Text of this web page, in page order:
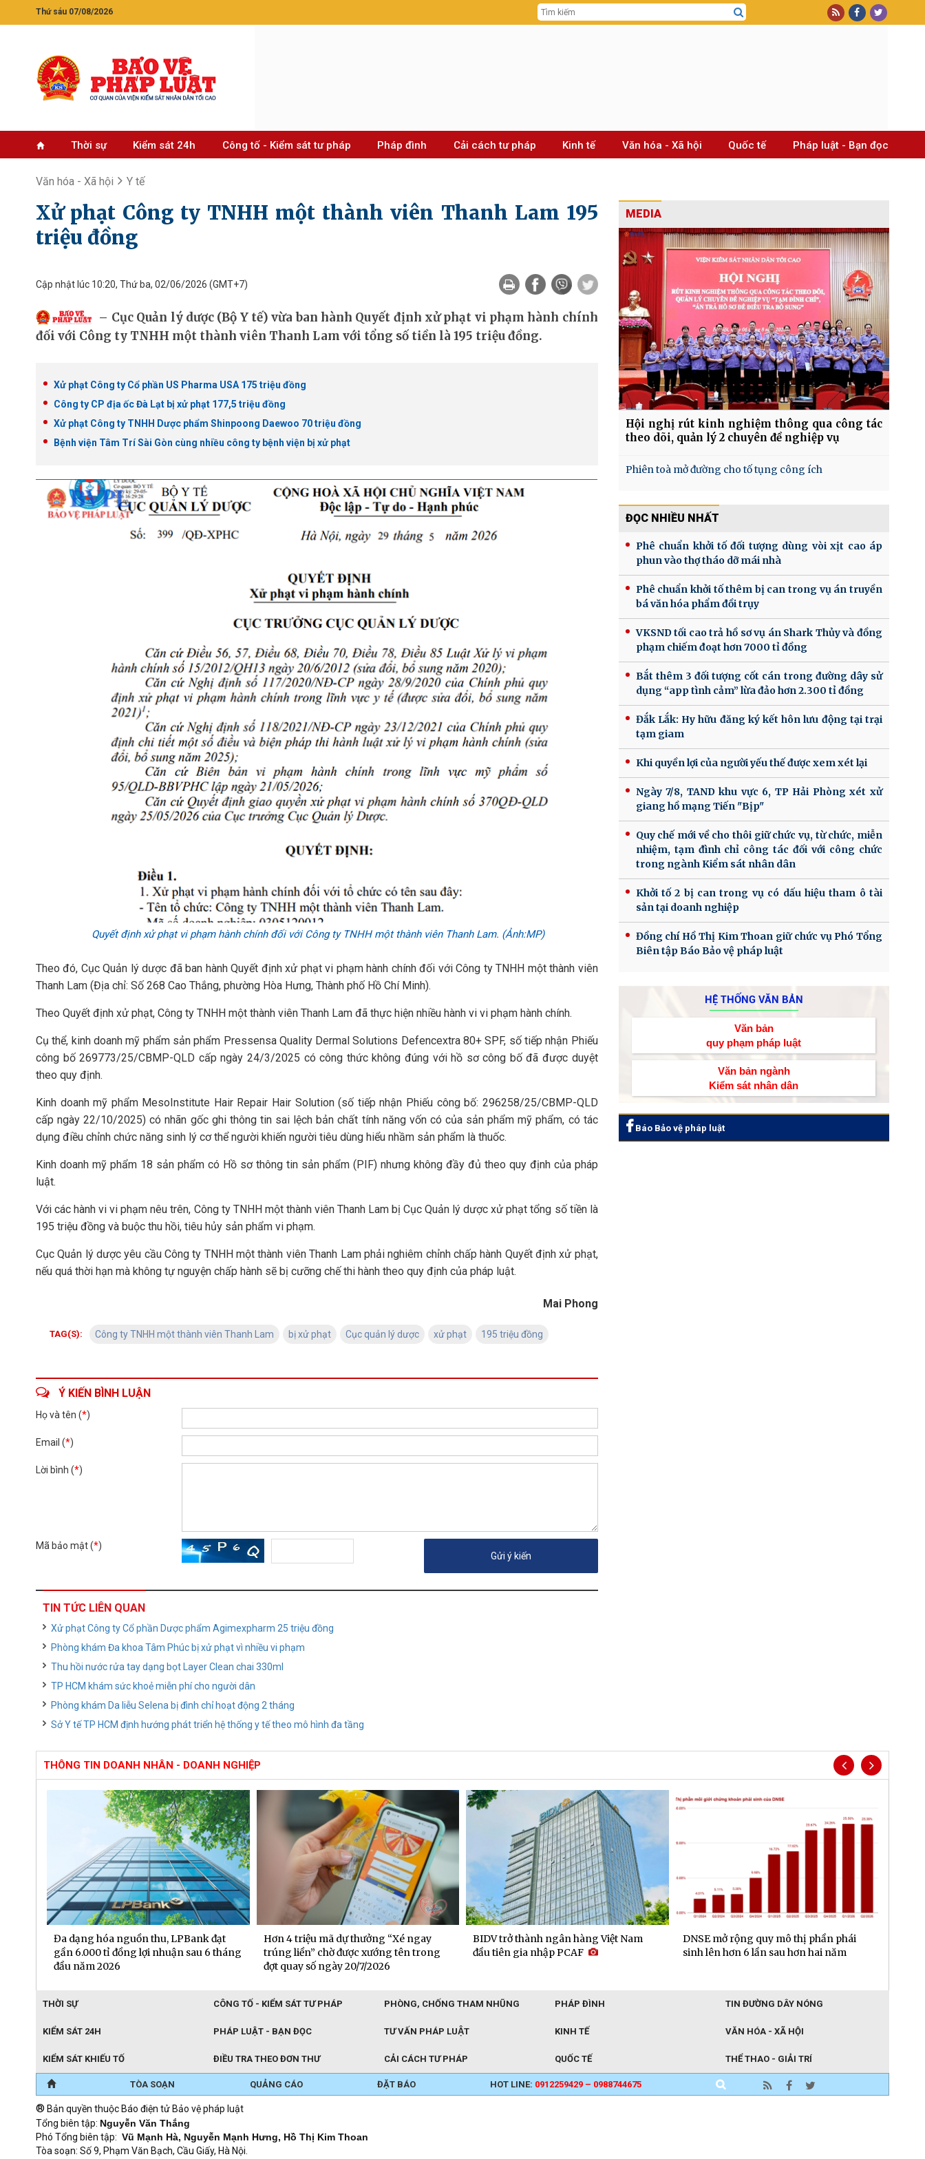
Thứ sáu 07/08/2026
Thời sự Kiểm sát 24h Công tố - Kiểm sát tư pháp Pháp đình Cải cách tư pháp Kinh tế Văn hóa - Xã hội Quốc tế Pháp luật - Bạn đọc
Văn hóa - Xã hội Y tế
Xử phạt Công ty TNHH một thành viên Thanh Lam 195
triệu đồng
Cập nhật lúc 10:20, Thứ ba, 02/06/2026 (GMT+7)
Cục Quản lý dược (Bộ Y tế) vừa ban hành Quyết định xử phạt vi phạm hành chính
đối với Công ty TNHH một thành viên Thanh Lam với tổng số tiền là 195 triệu đồng.
Xử phạt Công ty Cổ phần US Pharma USA 175 triệu đồng
Công ty CP địa ốc Đà Lạt bị xử phạt 177,5 triệu đồng
Xử phạt Công ty TNHH Dược phẩm Shinpoong Daewoo 70 triệu đồng
Bệnh viện Tâm Trí Sài Gòn cùng nhiều công ty bệnh viện bị xử phạt
Quyết định xử phạt vi phạm hành chính đối với Công ty TNHH một thành viên Thanh Lam. (Ảnh:MP)
Theo đó, Cục Quản lý dược đã ban hành Quyết định xử phạt vi phạm hành chính đối với Công ty TNHH một thành viên
Thanh Lam (Địa chỉ: Số 268 Cao Thắng, phường Hòa Hưng, Thành phố Hồ Chí Minh).
Theo Quyết định xử phạt, Công ty TNHH một thành viên Thanh Lam đã thực hiện nhiều hành vi vi phạm hành chính.
Cụ thể, kinh doanh mỹ phẩm sản phẩm Pressensa Quality Dermal Solutions Defencextra 80+ SPF, số tiếp nhận Phiếu
công bố 269773/25/CBMP-QLD cấp ngày 24/3/2025 có công thức không đúng với hồ sơ công bố đã được duyệt
theo quy định.
Kinh doanh mỹ phẩm MesoInstitute Hair Repair Hair Solution (số tiếp nhận Phiếu công bố: 296258/25/CBMP-QLD
cấp ngày 22/10/2025) có nhãn gốc ghi thông tin sai lệch bản chất tính năng vốn có của sản phẩm mỹ phẩm, có tác
dụng điều chỉnh chức năng sinh lý cơ thể người khiến người tiêu dùng hiểu nhầm sản phẩm là thuốc.
Kinh doanh mỹ phẩm 18 sản phẩm có Hồ sơ thông tin sản phẩm (PIF) nhưng không đầy đủ theo quy định của pháp
luật.
Với các hành vi vi phạm nêu trên, Công ty TNHH một thành viên Thanh Lam bị Cục Quản lý dược xử phạt tổng số tiền là
195 triệu đồng và buộc thu hồi, tiêu hủy sản phẩm vi phạm.
Cục Quản lý dược yêu cầu Công ty TNHH một thành viên Thanh Lam phải nghiêm chỉnh chấp hành Quyết định xử phạt,
nếu quá thời hạn mà không tự nguyện chấp hành sẽ bị cưỡng chế thi hành theo quy định của pháp luật.
Mai Phong
TAG(S): Công ty TNHH một thành viên Thanh Lam bị xử phạt Cục quản lý dược xử phạt 195 triệu đồng
Ý KIẾN BÌNH LUẬN
Họ và tên (*)
Email (*)
Lời bình (*)
Mã bảo mật (*)
TIN TỨC LIÊN QUAN
Xử phạt Công ty Cổ phần Dược phẩm Agimexpharm 25 triệu đồng
Phòng khám Đa khoa Tâm Phúc bị xử phạt vì nhiều vi phạm
Thu hồi nước rửa tay dạng bọt Layer Clean chai 330ml
TP HCM khám sức khoẻ miễn phí cho người dân
Phòng khám Da liễu Selena bị đình chỉ hoạt động 2 tháng
Sở Y tế TP HCM định hướng phát triển hệ thống y tế theo mô hình đa tầng
MEDIA
Hội nghị rút kinh nghiệm thông qua công tác
theo dõi, quản lý 2 chuyên đề nghiệp vụ
Phiên toà mở đường cho tố tụng công ích
ĐỌC NHIỀU NHẤT
Phê chuẩn khởi tố đối tượng dùng vòi xịt cao áp
phun vào thợ tháo dỡ mái nhà
Phê chuẩn khởi tố thêm bị can trong vụ án truyền
bá văn hóa phẩm đồi trụy
VKSND tối cao trả hồ sơ vụ án Shark Thủy và đồng
phạm chiếm đoạt hơn 7000 tỉ đồng
Bắt thêm 3 đối tượng cốt cán trong đường dây sử
dụng “app tình cảm” lừa đảo hơn 2.300 tỉ đồng
Đắk Lắk: Hy hữu đăng ký kết hôn lưu động tại trại
tạm giam
Khi quyền lợi của người yếu thế được xem xét lại
Ngày 7/8, TAND khu vực 6, TP Hải Phòng xét xử
giang hồ mạng Tiến "Bịp"
Quy chế mới về cho thôi giữ chức vụ, từ chức, miễn
nhiệm, tạm đình chỉ công tác đối với công chức
trong ngành Kiểm sát nhân dân
Khởi tố 2 bị can trong vụ có dấu hiệu tham ô tài
sản tại doanh nghiệp
Đồng chí Hồ Thị Kim Thoan giữ chức vụ Phó Tổng
Biên tập Báo Bảo vệ pháp luật
HỆ THỐNG VĂN BẢN
Văn bản
quy phạm pháp luật
Văn bản ngành
Kiểm sát nhân dân
Báo Bảo vệ pháp luật
THÔNG TIN DOANH NHÂN - DOANH NGHIỆP
Hơn 4 triệu mã dự thưởng “Xé ngay
trúng liền” chờ được xướng tên trong
đợt quay số ngày 20/7/2026
BIDV trở thành ngân hàng Việt Nam
đầu tiên gia nhập PCAF
DNSE mở rộng quy mô thị phần phái
sinh lên hơn 6 lần sau hơn hai năm
Vingroup ra mắt "Đất Nước Thiên
Hùng Ca" - “kỳ quan sân khấu” tôn
THỜI SỰ CÔNG TỐ - KIỂM SÁT TƯ PHÁP PHÒNG, CHỐNG THAM NHŨNG PHÁP ĐÌNH TIN ĐƯỜNG DÂY NÓNG
KIỂM SÁT 24H PHÁP LUẬT - BẠN ĐỌC TƯ VẤN PHÁP LUẬT KINH TẾ VĂN HÓA - XÃ HỘI
KIỂM SÁT KHIẾU TỐ ĐIỀU TRA THEO ĐƠN THƯ CẢI CÁCH TƯ PHÁP QUỐC TẾ THỂ THAO - GIẢI TRÍ
TÒA SOẠN QUẢNG CÁO ĐẶT BÁO HOT LINE: 0912259429 – 0988744675
® Bản quyền thuộc Báo điện tử Bảo vệ pháp luật
Tổng biên tập: Nguyễn Văn Thắng
Phó Tổng biên tập: Vũ Mạnh Hà, Nguyễn Mạnh Hưng, Hồ Thị Kim Thoan
Tòa soạn: Số 9, Phạm Văn Bạch, Cầu Giấy, Hà Nội.